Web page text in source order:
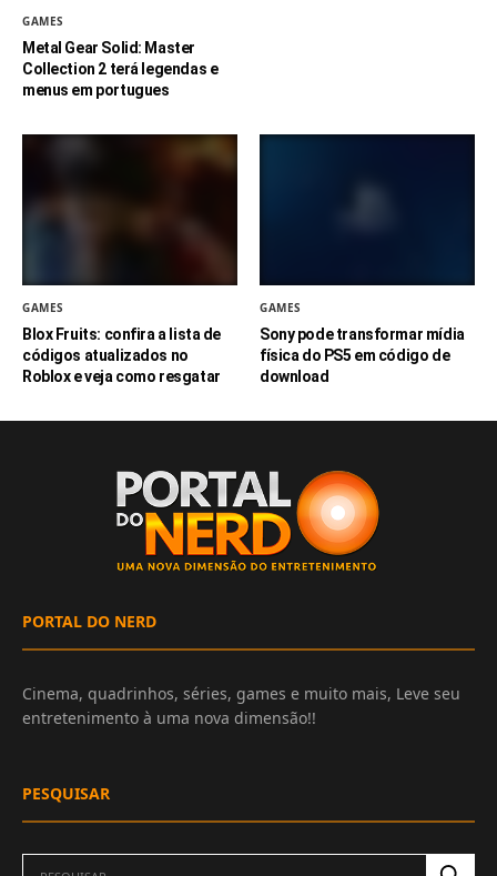
GAMES
Metal Gear Solid: Master
Collection 2 terá legendas e
menus em portugues
GAMES
Blox Fruits: confira a lista de
códigos atualizados no
Roblox e veja como resgatar
GAMES
Sony pode transformar mídia
física do PS5 em código de
download
PORTAL DO NERD
Cinema, quadrinhos, séries, games e muito mais, Leve seu
entretenimento à uma nova dimensão!!
PESQUISAR